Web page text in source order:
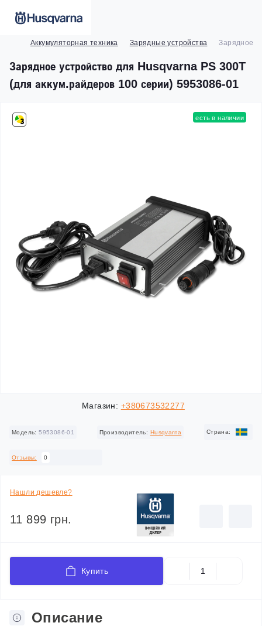
Аккумуляторная техника Зарядные устройства Зарядное
Зарядное устройство для Husqvarna PS 300T
(для аккум.райдеров 100 серии) 5953086-01
есть в наличии
Магазин: +380673532277
Модель: 5953086-01 Производитель: Husqvarna Cтрана:
Отзывы: 0
Нашли дешевле?
11 899 грн.
Купить
Описание